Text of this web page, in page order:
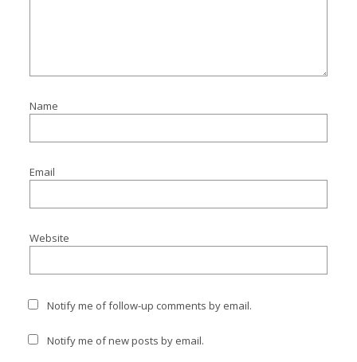
Name
Email
Website
Notify me of follow-up comments by email.
Notify me of new posts by email.